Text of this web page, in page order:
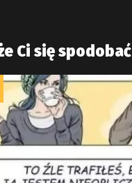
Ci się spodobać